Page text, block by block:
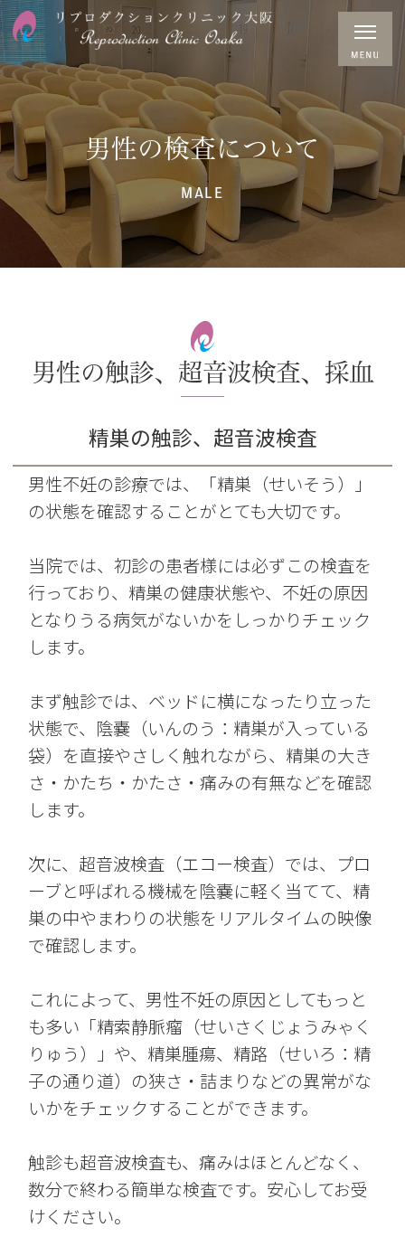
男性の検査について
MALE
男性の触診、超音波検査、採血
精巣の触診、超音波検査
男性不妊の診療では、「精巣（せいそう）」
の状態を確認することがとても大切です。
当院では、初診の患者様には必ずこの検査を
行っており、精巣の健康状態や、不妊の原因
となりうる病気がないかをしっかりチェック
します。
まず触診では、ベッドに横になったり立った
状態で、陰嚢（いんのう：精巣が入っている
袋）を直接やさしく触れながら、精巣の大き
さ・かたち・かたさ・痛みの有無などを確認
します。
次に、超音波検査（エコー検査）では、プロ
ーブと呼ばれる機械を陰嚢に軽く当てて、精
巣の中やまわりの状態をリアルタイムの映像
で確認します。
これによって、男性不妊の原因としてもっと
も多い「精索静脈瘤（せいさくじょうみゃく
りゅう）」や、精巣腫瘍、精路（せいろ：精
子の通り道）の狭さ・詰まりなどの異常がな
いかをチェックすることができます。
触診も超音波検査も、痛みはほとんどなく、
数分で終わる簡単な検査です。安心してお受
けください。